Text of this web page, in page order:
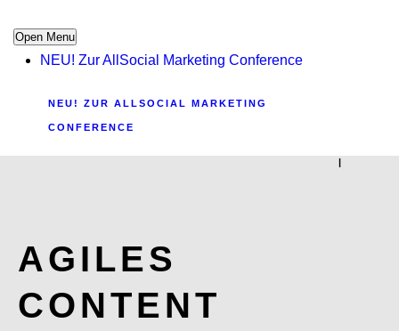
Open Menu
NEU! Zur AllSocial Marketing Conference
NEU! ZUR ALLSOCIAL MARKETING
CONFERENCE
|
AGILES
CONTENT